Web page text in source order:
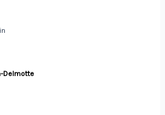
Delmotte